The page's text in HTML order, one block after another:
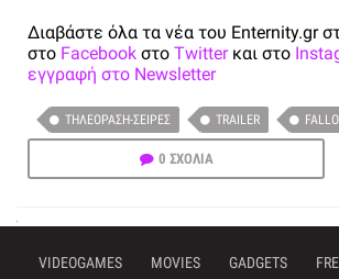
Διαβάστε όλα τα νέα του Enternity.gr
στο Facebook στο Twitterκαι στο
εγγραφή στο Newsletter
ΤΗΛΕΌΡΑΣΗ-ΣΕΙΡΈΣ TRAILER
0 ΣΧΟΛΙΑ
VIDEOGAMES MOVIES GADGETS